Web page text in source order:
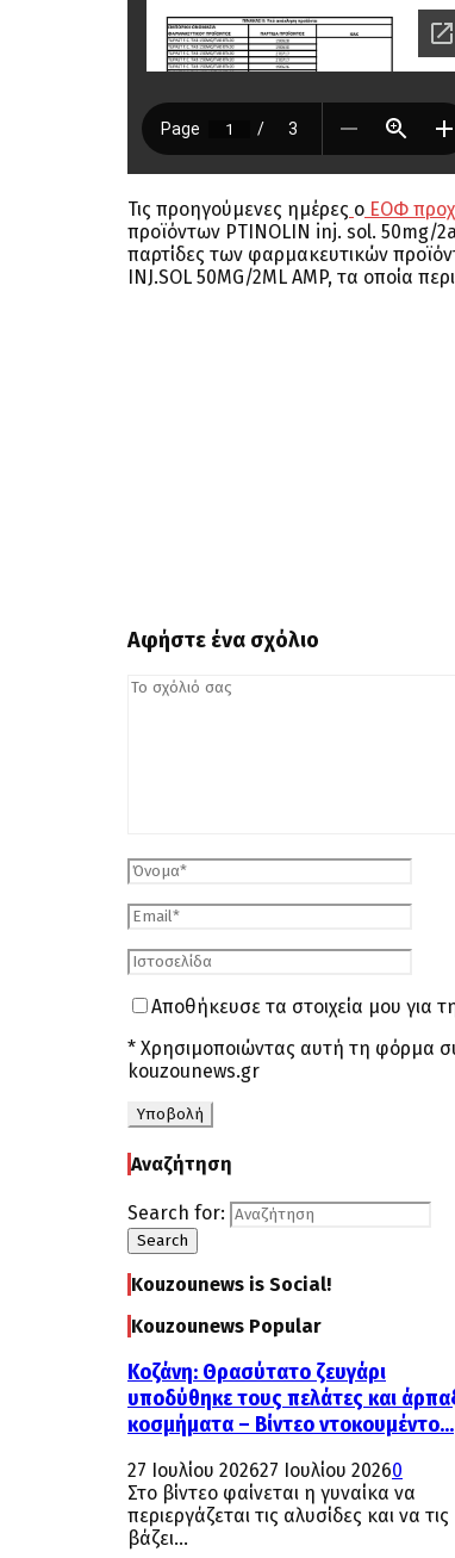
Τις προηγούμενες ημέρες ο ΕΟΦ
προϊόντων PTINOLIN inj. sol. 50mg/
παρτίδες των φαρμακευτικών
INJ.SOL 50MG/2ML AMP, τα οποία
Αφήστε ένα σχόλιο
Αποθήκευσε τα στοιχεία μου για
* Χρησιμοποιώντας αυτή τη φόρμα
kouzounews.gr
Αναζήτηση
Search for:
Search
Kouzounews is Social!
Kouzounews Popular
Κοζάνη: Θρασύτατο ζευγάρι
υποδύθηκε τους πελάτες και
κοσμήματα – Βίντεο ντοκουμέντο...
27 Ιουλίου 202627 Ιουλίου 20260
Στο βίντεο φαίνεται η γυναίκα να
περιεργάζεται τις αλυσίδες και να τις
βάζει...